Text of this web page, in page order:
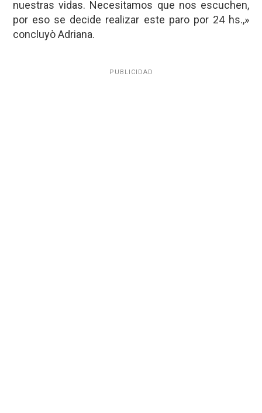
nuestras vidas. Necesitamos que nos escuchen,
por eso se decide realizar este paro por 24 hs.,»
concluyò Adriana.
PUBLICIDAD